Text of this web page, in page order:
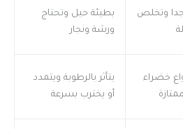
وتخلص
بطيئة حيل وتحتاج
ورشة ونجار
خضراء
يتأثر بالرطوبة ويتمدد
أو يخترب بسرعة